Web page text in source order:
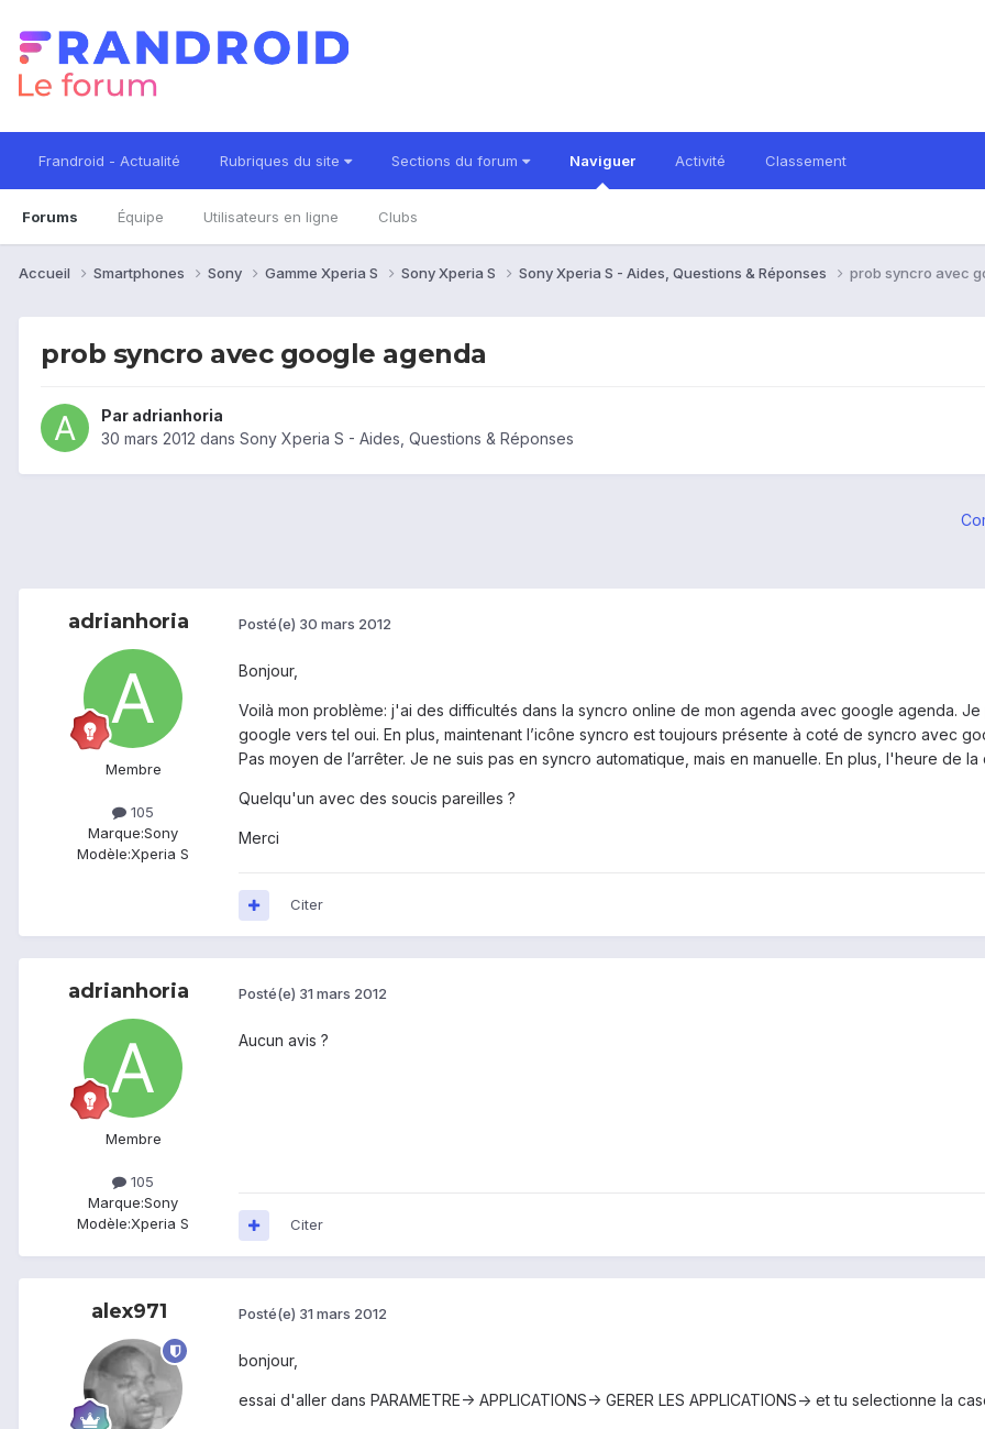
Frandroid - Actualité Rubriques du site Sections du forum Naviguer
Forums Équipe Utilisateurs en ligne Clubs
Activité Classement
Accueil Smartphones Sony Gamme Xperia S Sony Xperia S Sony Xperia S - Aides, Questions & Réponses prob syncro avec
prob syncro avec google agenda
Par adrianhoria
30 mars 2012 dans Sony Xperia S - Aides, Questions & Réponses
adrianhoria
Membre
105
Marque:Sony
Modèle:Xperia S
Posté(e) 30 mars 2012
Bonjour,
Voilà mon problème: j'ai des difficultés dans la syncro online de mon agenda avec google agenda.
google vers tel oui. En plus, maintenant l’icône syncro est toujours présente à coté de syncro avec
Pas moyen de l’arrêter. Je ne suis pas en syncro automatique, mais en manuelle. En plus, l'heure de
Quelqu'un avec des soucis pareilles ?
Merci
Citer
adrianhoria
Membre
105
Marque:Sony
Modèle:Xperia S
Posté(e) 31 mars 2012
Aucun avis ?
Citer
alex971 Posté(e) 31 mars 2012
bonjour,
essai d'aller dans PARAMETRE-> APPLICATIONS-> GERER LES APPLICATIONS-> et tu selectionne la